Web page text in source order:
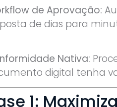
de Aprovação:
de dias para
Nativa:
digital tenha
1: